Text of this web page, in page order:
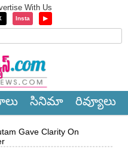
With Us
Insta ▶
సినిమా రివ్యూలు
Gave Clarity On